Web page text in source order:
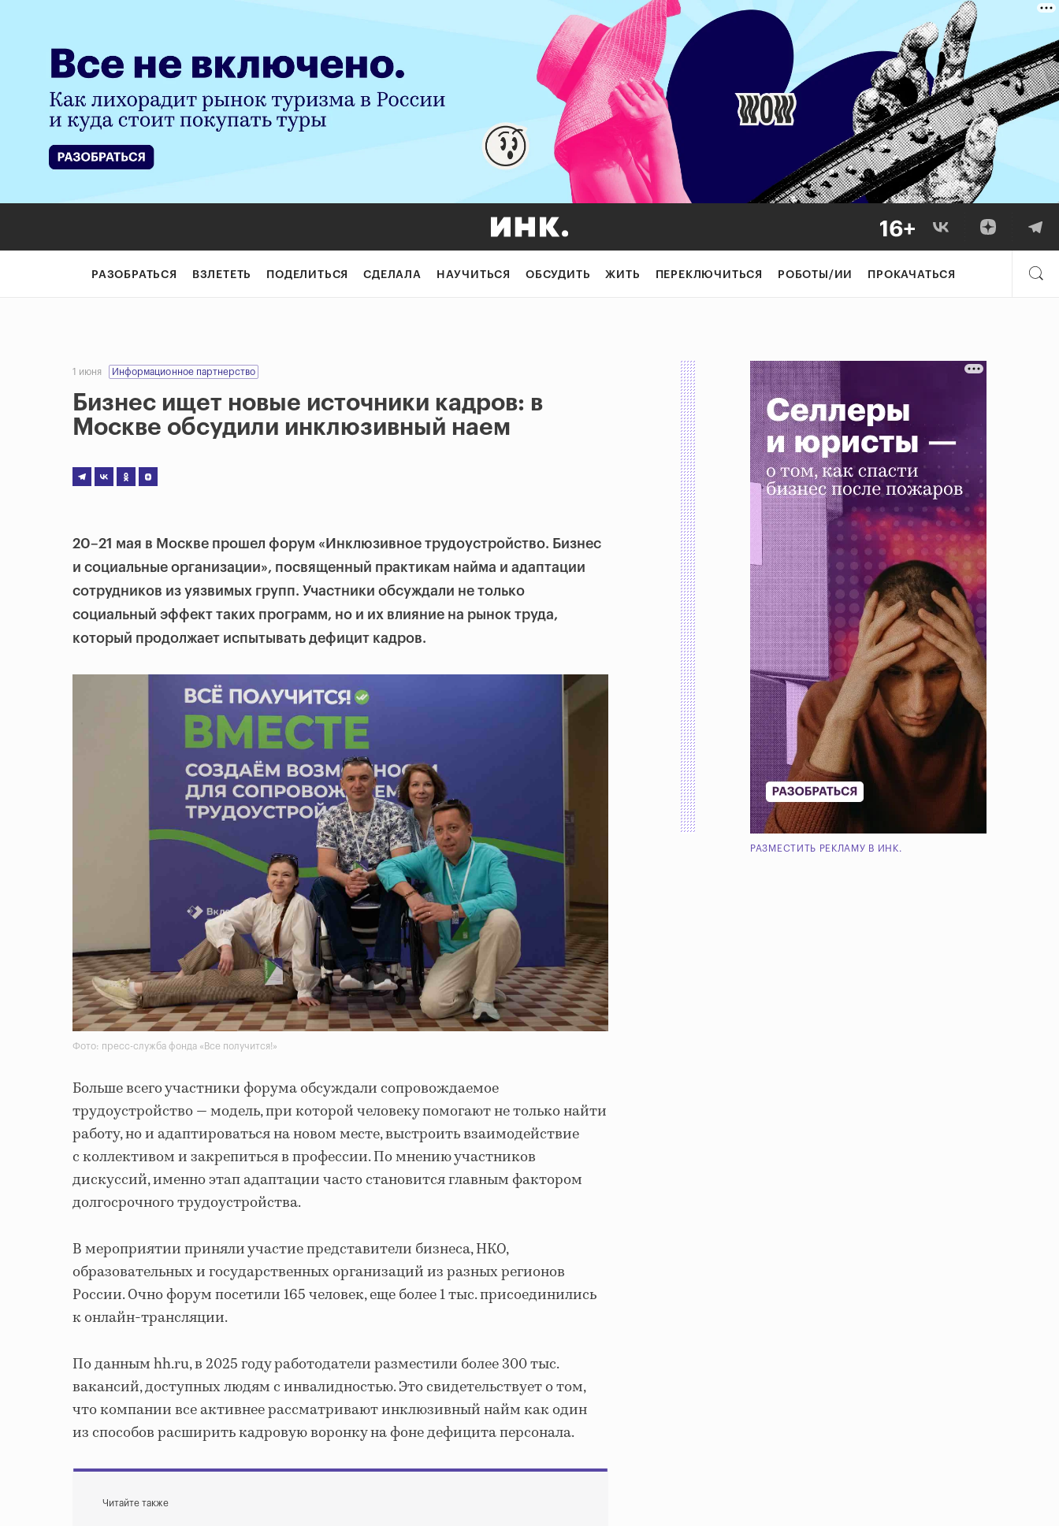
РАЗОБРАТЬСЯ ВЗЛЕТЕТЬ ПОДЕЛИТЬСЯ СДЕЛАЛА НАУЧИТЬСЯ ОБСУДИТЬ ЖИТЬ ПЕРЕКЛЮЧИТЬСЯ РОБОТЫ/ИИ ПРОКАЧАТЬСЯ
1 июня Информационное партнерство
Бизнес ищет новые источники кадров: в
Москве обсудили инклюзивный наем
20–21 мая в Москве прошел форум «Инклюзивное трудоустройство. Бизнес
и социальные организации», посвященный практикам найма и адаптации
сотрудников из уязвимых групп. Участники обсуждали не только
социальный эффект таких программ, но и их влияние на рынок труда,
который продолжает испытывать дефицит кадров.
Фото: пресс-служба фонда «Все получится!»
Больше всего участники форума обсуждали сопровождаемое
трудоустройство — модель, при которой человеку помогают не только найти
работу, но и адаптироваться на новом месте, выстроить взаимодействие
с коллективом и закрепиться в профессии. По мнению участников
дискуссий, именно этап адаптации часто становится главным фактором
долгосрочного трудоустройства.
В мероприятии приняли участие представители бизнеса, НКО,
образовательных и государственных организаций из разных регионов
России. Очно форум посетили 165 человек, еще более 1 тыс. присоединились
к онлайн-трансляции.
По данным hh.ru, в 2025 году работодатели разместили более 300 тыс.
вакансий, доступных людям с инвалидностью. Это свидетельствует о том,
что компании все активнее рассматривают инклюзивный найм как один
из способов расширить кадровую воронку на фоне дефицита персонала.
Читайте также
РАЗМЕСТИТЬ РЕКЛАМУ В ИНК.